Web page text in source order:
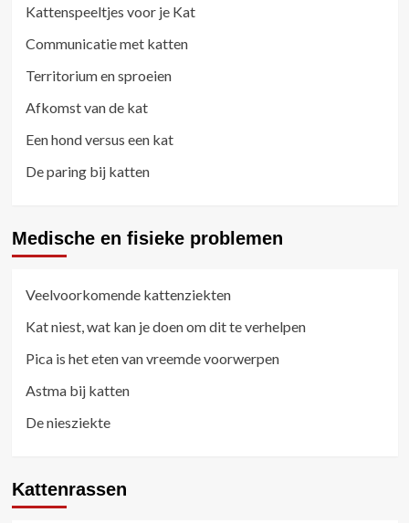
Kattenspeeltjes voor je Kat
Communicatie met katten
Territorium en sproeien
Afkomst van de kat
Een hond versus een kat
De paring bij katten
Medische en fisieke problemen
Veelvoorkomende kattenziekten
Kat niest, wat kan je doen om dit te verhelpen
Pica is het eten van vreemde voorwerpen
Astma bij katten
De niesziekte
Kattenrassen